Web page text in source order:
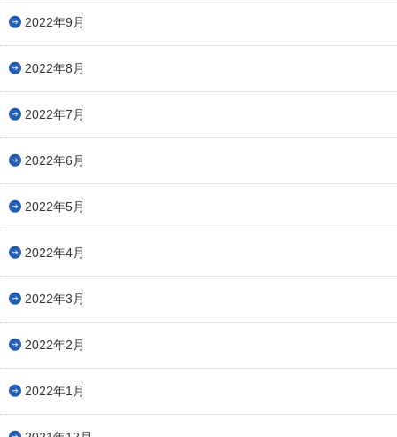
2022年9月
2022年8月
2022年7月
2022年6月
2022年5月
2022年4月
2022年3月
2022年2月
2022年1月